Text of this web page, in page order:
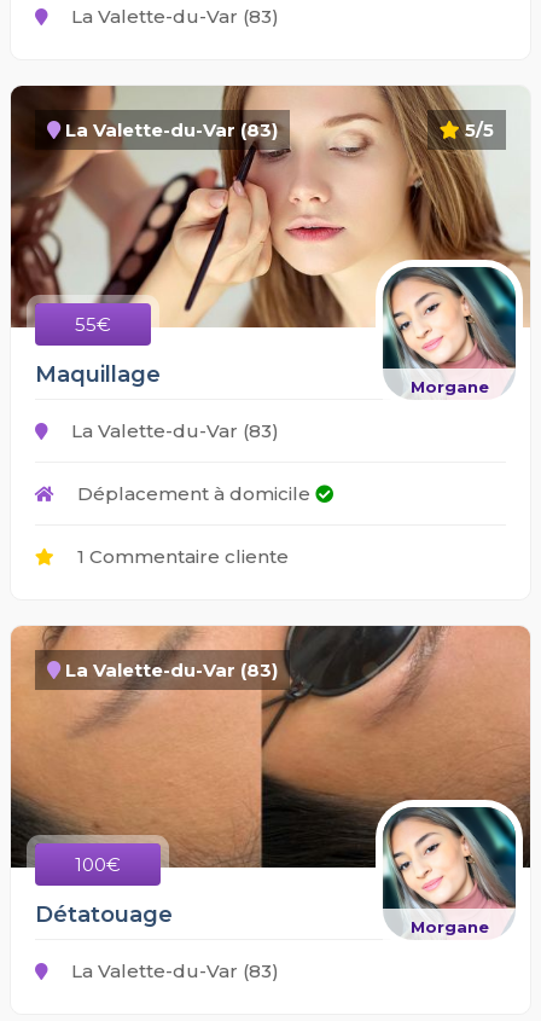
La Valette-du-Var (83)
5/5
La Valette-du-Var (83)
55€
Morgane
Maquillage
La Valette-du-Var (83)
Déplacement à domicile
1 Commentaire cliente
La Valette-du-Var (83)
100€
Morgane
Détatouage
La Valette-du-Var (83)